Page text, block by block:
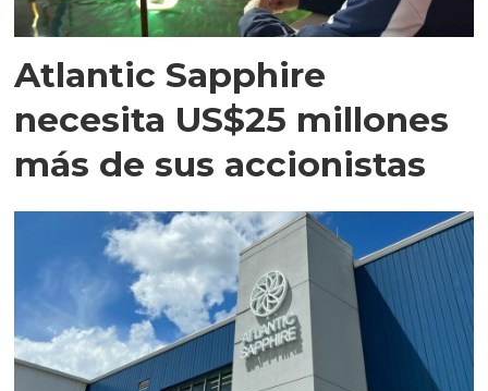
Atlantic Sapphire
necesita US$25 millones
más de sus accionistas